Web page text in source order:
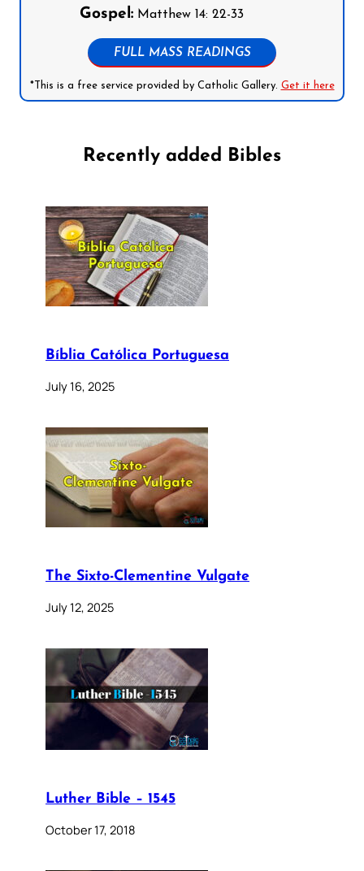
Gospel: Matthew 14: 22-33
FULL MASS READINGS
*This is a free service provided by Catholic Gallery. Get it here
Recently added Bibles
Bíblia Católica Portuguesa
July 16, 2025
The Sixto-Clementine Vulgate
July 12, 2025
Luther Bible – 1545
October 17, 2018